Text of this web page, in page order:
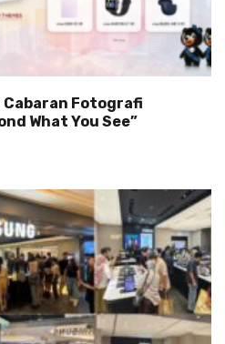
Cabaran Fotografi
What You See”